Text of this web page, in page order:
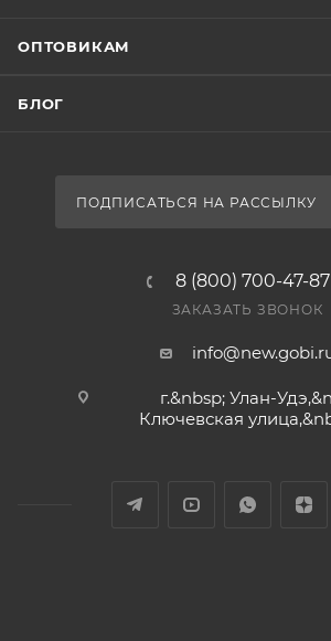
ОПТОВИКАМ
БЛОГ
ПОДПИСАТЬСЯ НА РАССЫЛКУ
8 (800) 700-47-87
ЗАКАЗАТЬ ЗВОНОК
г.&nbsp; Улан-
Ключевская